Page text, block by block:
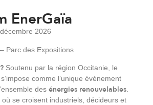
EnerGaïa
2026
Parc des Expositions
Soutenu par la région Occitanie, le
s’impose comme l’unique événement
des énergies renouvelables.
où se croisent industriels, décideurs et